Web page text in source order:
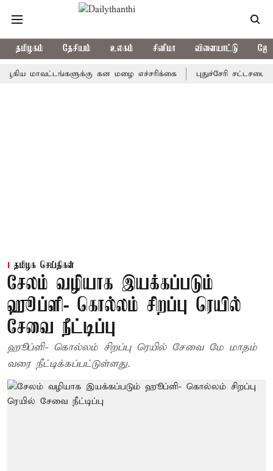
தமிழகம் தேசியம் உலகம் சினிமா விளையாட்டு
கன மழை எச்சரிக்கை புதுச்சேரி சட்டசபையில்
தமிழக செய்திகள்
சேலம் வழியாக இயக்கப்படும்
ஹூப்ளி- கொல்லம் சிறப்பு ரெயில்
சேவை நீட்டிப்பு
ஹூப்ளி- கொல்லம் சிறப்பு ரெயில் சேவை மே மாதம்
வரை நீட்டிக்கப்பட்டுள்ளது.